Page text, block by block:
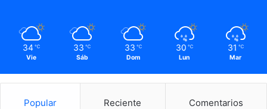
34 ℃
Vie
33 ℃
Sáb
33 ℃
Dom
30 ℃
Lun
31 ℃
Mar
Popular Reciente Comentarios